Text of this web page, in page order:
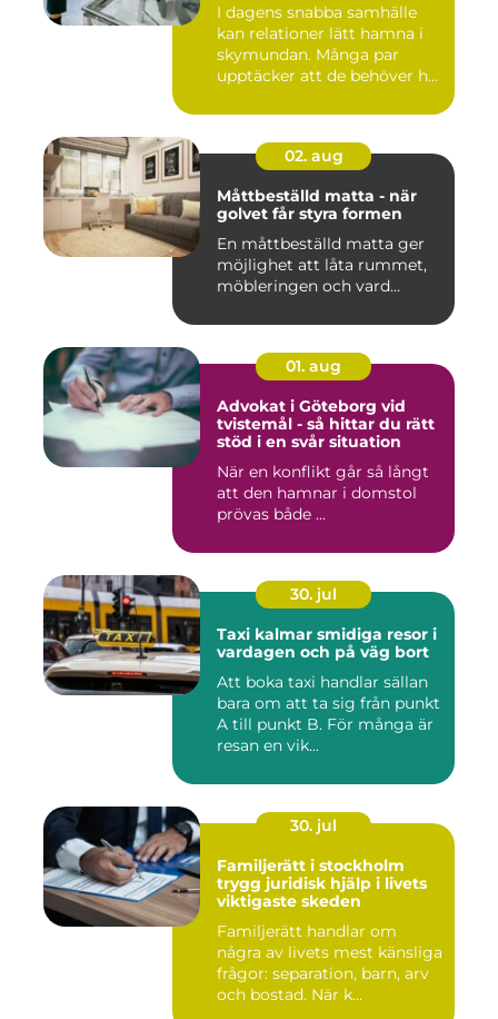
I dagens snabba samhälle
kan relationer lätt hamna i
skymundan. Många par
upptäcker att de behöver h...
02. aug
Måttbeställd matta - när
golvet får styra formen
En måttbeställd matta ger
möjlighet att låta rummet,
möbleringen och vard...
01. aug
Advokat i Göteborg vid
tvistemål - så hittar du rätt
stöd i en svår situation
När en konflikt går så långt
att den hamnar i domstol
prövas både ...
30. jul
Taxi kalmar smidiga resor i
vardagen och på väg bort
Att boka taxi handlar sällan
bara om att ta sig från punkt
A till punkt B. För många är
resan en vik...
30. jul
Familjerätt i stockholm
trygg juridisk hjälp i livets
viktigaste skeden
Familjerätt handlar om
några av livets mest känsliga
frågor: separation, barn, arv
och bostad. När k...